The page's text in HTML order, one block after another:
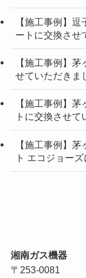
【施工事例】
ートに交換させ
【施工事例】
せていただきま
【施工事例】
トに交換させて
【施工事例】
ト エコジョー
湘南ガス機器
〒253-0081